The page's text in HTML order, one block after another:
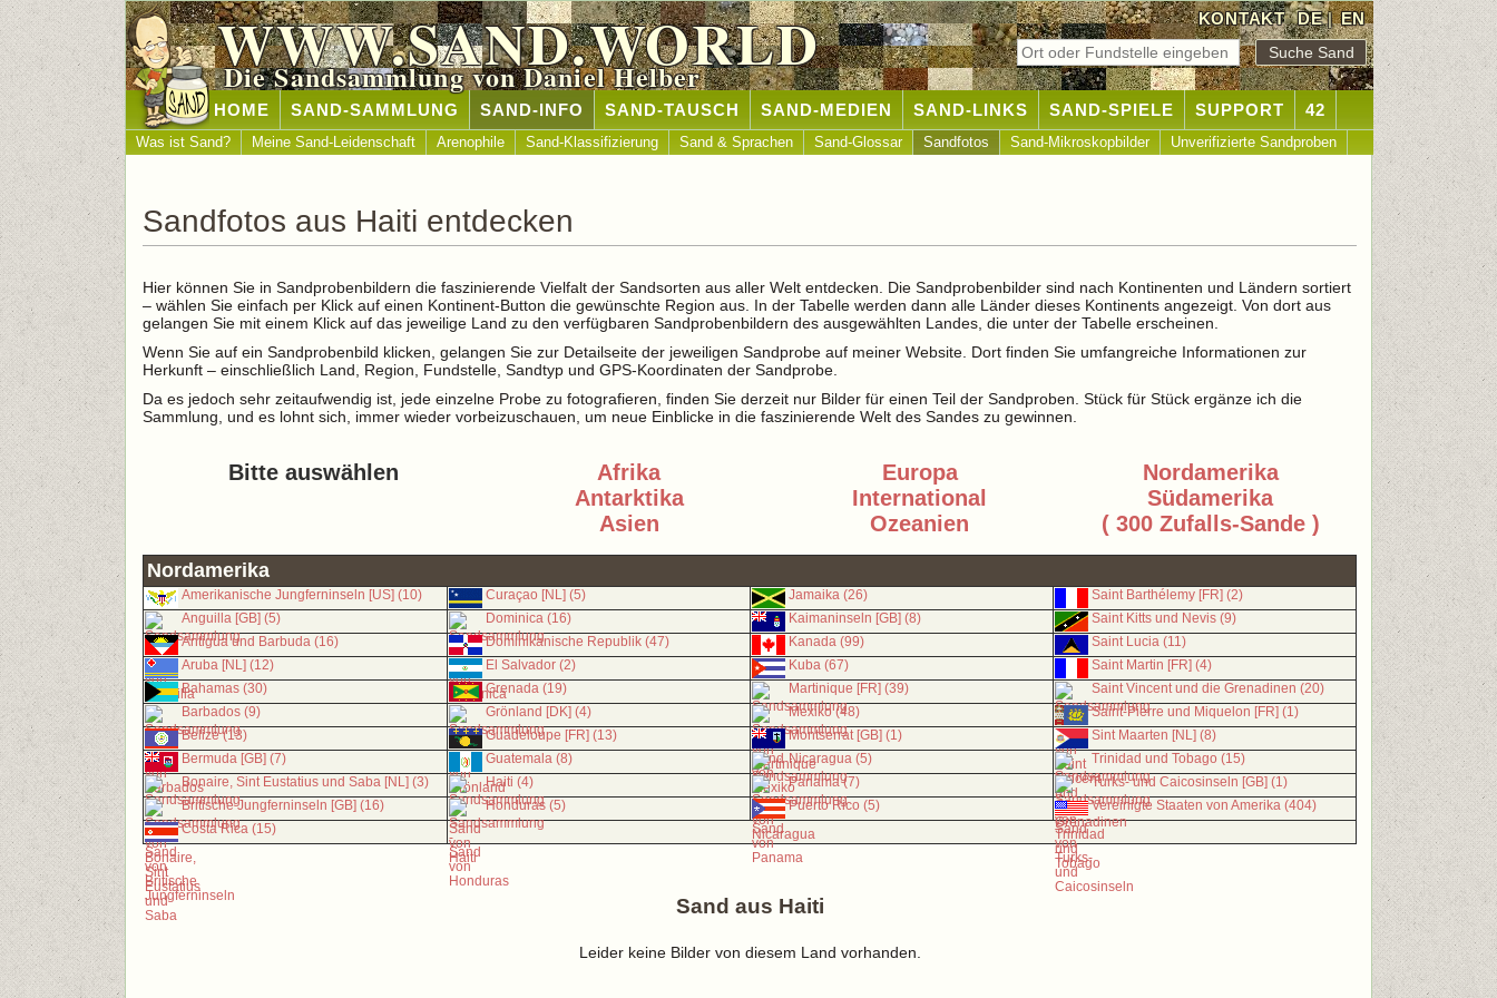
KONTAKT DE|EN
WWW.SAND.WORLD
Die Sandsammlung von Daniel Helber
HOME SAND-SAMMLUNG SAND-INFO SAND-TAUSCH SAND-MEDIEN SAND-LINKS SAND-SPIELE SUPPORT 42
Was ist Sand? Meine Sand-Leidenschaft Arenophile Sand-Klassifizierung Sand & Sprachen Sand-Glossar Sandfotos Sand-Mikroskopbilder Unverifizierte Sandproben
Sandfotos aus Haiti entdecken
Hier können Sie in Sandprobenbildern die faszinierende Vielfalt der Sandsorten aus aller Welt entdecken. Die Sandprobenbilder sind nach Kontinenten und Ländern sortiert
– wählen Sie einfach per Klick auf einen Kontinent-Button die gewünschte Region aus. In der Tabelle werden dann alle Länder dieses Kontinents angezeigt. Von dort aus
gelangen Sie mit einem Klick auf das jeweilige Land zu den verfügbaren Sandprobenbildern des ausgewählten Landes, die unter der Tabelle erscheinen.
Wenn Sie auf ein Sandprobenbild klicken, gelangen Sie zur Detailseite der jeweiligen Sandprobe auf meiner Website. Dort finden Sie umfangreiche Informationen zur
Herkunft – einschließlich Land, Region, Fundstelle, Sandtyp und GPS-Koordinaten der Sandprobe.
Da es jedoch sehr zeitaufwendig ist, jede einzelne Probe zu fotografieren, finden Sie derzeit nur Bilder für einen Teil der Sandproben. Stück für Stück ergänze ich die
Sammlung, und es lohnt sich, immer wieder vorbeizuschauen, um neue Einblicke in die faszinierende Welt des Sandes zu gewinnen.
Bitte auswählen Afrika Europa
Nordamerika
Antarktika
International
Südamerika
Asien
Ozeanien ( 300 Zufalls-Sande )
Nordamerika
Amerikanische Jungferninseln [US] (10) Curaçao [NL] (5) Jamaika (26)
Saint Barthélemy [FR] (2)
Anguilla [GB] (5)
Dominica (16) Kaimaninseln [GB] (8)
Saint Kitts und Nevis (9)
Antigua und Barbuda (16)
Dominikanische Republik (47) Kanada (99)
Saint Lucia (11)
Aruba [NL] (12)
El Salvador (2) Kuba (67)
Saint Martin [FR] (4)
Bahamas (30)
Grenada (19) Martinique [FR] (39)
Saint Vincent und die Grenadinen (20)
Barbados (9)
Grönland [DK] (4) Mexiko (48)
Saint-Pierre und Miquelon [FR] (1)
Belize (13)
Guadeloupe [FR] (13) Montserrat [GB] (1)
Sint Maarten [NL] (8)
Bermuda [GB] (7)
Guatemala (8) Nicaragua (5)
Trinidad und Tobago (15)
Bonaire, Sint Eustatius und Saba [NL] (3)
Haiti (4) Panama (7)
Turks- und Caicosinseln [GB] (1)
Britische Jungferninseln [GB] (16)
Honduras (5) Puerto Rico (5)
Vereinigte Staaten von Amerika (404)
Costa Rica (15)
Sand aus Haiti
Leider keine Bilder von diesem Land vorhanden.